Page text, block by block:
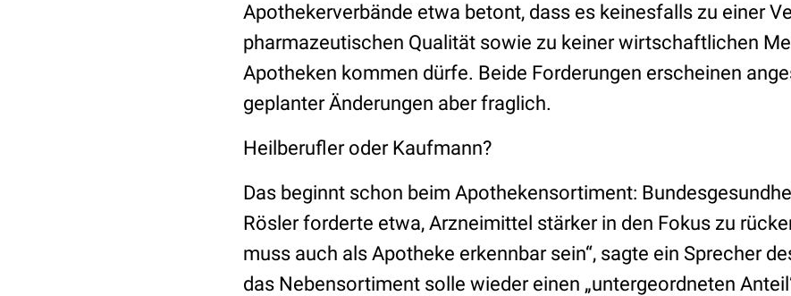
Apothekerverbände etwa betont, dass es keinesfalls zu einer
pharmazeutischen Qualität sowie zu keiner wirtschaftlichen
Apotheken kommen dürfe. Beide Forderungen erscheinen
geplanter Änderungen aber fraglich.
Heilberufler oder Kaufmann?
Das beginnt schon beim Apothekensortiment:
Rösler forderte etwa, Arzneimittel stärker in den Fokus zu
muss auch als Apotheke erkennbar sein“, sagte ein Sprecher
das Nebensortiment solle wieder einen „untergeordneten